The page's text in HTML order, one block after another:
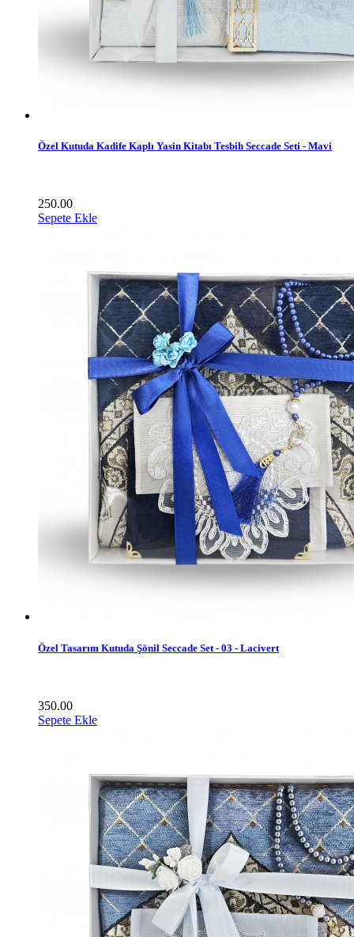
Özel Kutuda Kadife Kaplı Yasin Kitabı Tesbih Seccade Seti - Mavi
250.00
Sepete Ekle
Özel Tasarım Kutuda Şönil Seccade Set - 03 - Lacivert
350.00
Sepete Ekle